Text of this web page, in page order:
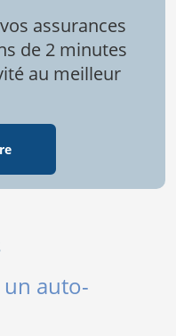
assurances
de 2 minutes
au meilleur
auto-